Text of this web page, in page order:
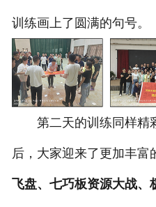
训练画上了圆满的句号。
第二天的训练同样精
后，大家迎来了更加丰富
飞盘、七巧板资源大战、